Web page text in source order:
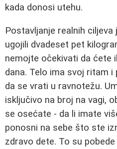
kada donosi utehu.
Postavljanje realnih
ugojili dvadeset pet
nemojte očekivati da ćete
dana. Telo ima svoj ritam
da se vrati u ravnotežu.
isključivo na broj na vagi,
se osećate - da li imate
ponosni na sebe što ste
zdravo dete. To su